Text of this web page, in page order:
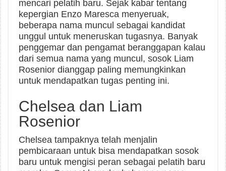
mencari pelatih baru. Sejak kabar tentang
kepergian Enzo Maresca menyeruak,
beberapa nama muncul sebagai kandidat
unggul untuk meneruskan tugasnya. Banyak
penggemar dan pengamat beranggapan kalau
dari semua nama yang muncul, sosok Liam
Rosenior dianggap paling memungkinkan
untuk mendapatkan tugas penting ini.
Chelsea dan Liam
Rosenior
Chelsea tampaknya telah menjalin
pembicaraan untuk bisa mendapatkan sosok
baru untuk mengisi peran sebagai pelatih baru